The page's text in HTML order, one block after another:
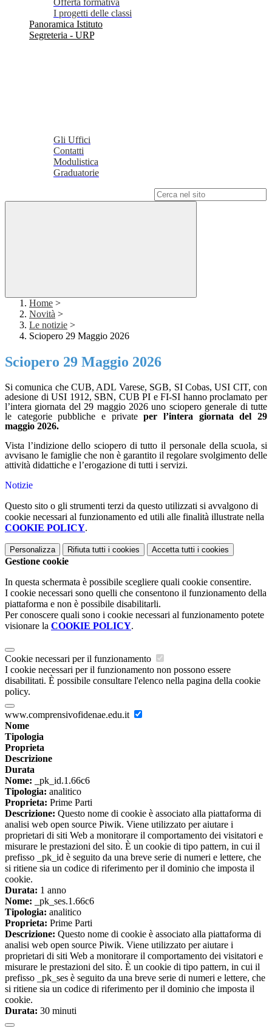
Offerta formativa
I progetti delle classi
Panoramica Istituto
Segreteria - URP
Gli Uffici
Contatti
Modulistica
Graduatorie
Home >
Novità >
Le notizie >
Sciopero 29 Maggio 2026
Sciopero 29 Maggio 2026
Si comunica che CUB, ADL Varese, SGB, SI Cobas, USI CIT, con
adesione di USI 1912, SBN, CUB PI e FI-SI hanno proclamato per
l’intera giornata del 29 maggio 2026 uno sciopero generale di tutte
le categorie pubbliche e private per l’intera giornata del 29
maggio 2026.
Vista l’indizione dello sciopero di tutto il personale della scuola, si
avvisano le famiglie che non è garantito il regolare svolgimento delle
attività didattiche e l’erogazione di tutti i servizi.
Notizie
Questo sito o gli strumenti terzi da questo utilizzati si avvalgono di
cookie necessari al funzionamento ed utili alle finalità illustrate nella
COOKIE POLICY.
Personalizza Rifiuta tutti i cookies Accetta tutti i cookies
Gestione cookie
In questa schermata è possibile scegliere quali cookie consentire.
I cookie necessari sono quelli che consentono il funzionamento della
piattaforma e non è possibile disabilitarli.
Per conoscere quali sono i cookie necessari al funzionamento potete
visionare la COOKIE POLICY.
Cookie necessari per il funzionamento
I cookie necessari per il funzionamento non possono essere
disabilitati. È possibile consultare l'elenco nella pagina della cookie
policy.
www.comprensivofidenae.edu.it
Nome
Tipologia
Proprieta
Descrizione
Durata
Nome: _pk_id.1.66c6
Tipologia: analitico
Proprieta: Prime Parti
Descrizione: Questo nome di cookie è associato alla piattaforma di
analisi web open source Piwik. Viene utilizzato per aiutare i
proprietari di siti Web a monitorare il comportamento dei visitatori e
misurare le prestazioni del sito. È un cookie di tipo pattern, in cui il
prefisso _pk_id è seguito da una breve serie di numeri e lettere, che
si ritiene sia un codice di riferimento per il dominio che imposta il
cookie.
Durata: 1 anno
Nome: _pk_ses.1.66c6
Tipologia: analitico
Proprieta: Prime Parti
Descrizione: Questo nome di cookie è associato alla piattaforma di
analisi web open source Piwik. Viene utilizzato per aiutare i
proprietari di siti Web a monitorare il comportamento dei visitatori e
misurare le prestazioni del sito. È un cookie di tipo pattern, in cui il
prefisso _pk_ses è seguito da una breve serie di numeri e lettere, che
si ritiene sia un codice di riferimento per il dominio che imposta il
cookie.
Durata: 30 minuti